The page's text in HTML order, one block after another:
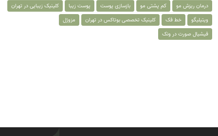
درمان ریزش مو کم پشتی مو بازسازی پوست پوست زیبا
کلینیک زیبایی در تهران
ویتیلیگو
خط فک کلینیک تخصصی بوتاکس در تهران
مزوژل
فیشیال صورت در ونک